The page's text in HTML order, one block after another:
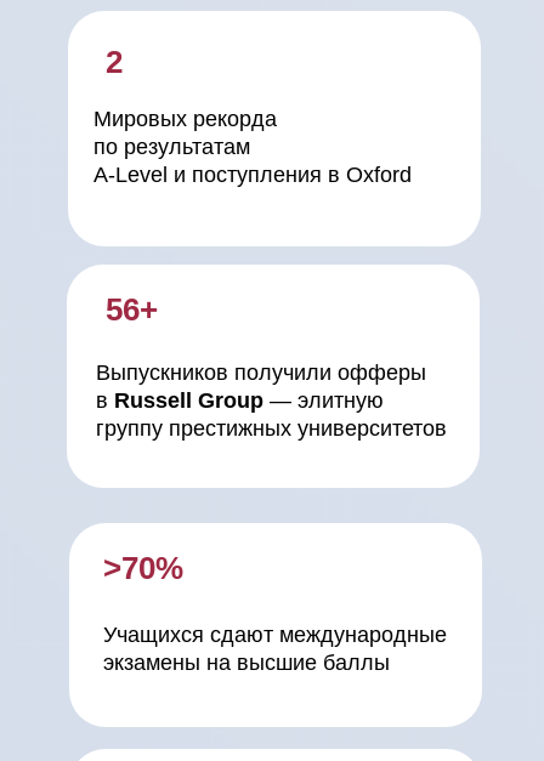
56+
2
Выпускников получили офферы
в Russell Group — элитную
группу престижных университетов
Мировых рекорда
по результатам
A-Level и поступления в Oxford
>70%
Учащихся сдают международные
экзамены на высшие баллы